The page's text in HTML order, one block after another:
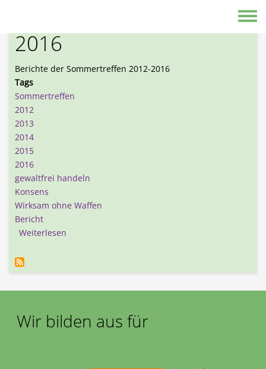
2016
Berichte der Sommertreffen 2012-2016
Tags
Sommertreffen
2012
2013
2014
2015
2016
gewaltfrei handeln
Konsens
Wirksam ohne Waffen
Bericht
Weiterlesen
Wir bilden aus für